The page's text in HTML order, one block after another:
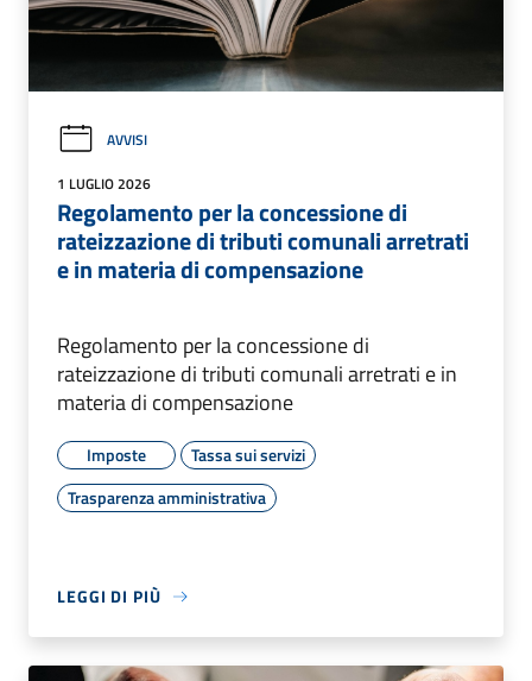
AVVISI
1 LUGLIO 2026
Regolamento per la concessione di
rateizzazione di tributi comunali arretrati
e in materia di compensazione
Regolamento per la concessione di
rateizzazione di tributi comunali arretrati e in
materia di compensazione
Imposte
Tassa sui servizi
Trasparenza amministrativa
LEGGI DI PIÙ